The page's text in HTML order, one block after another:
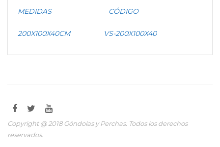
MEDIDAS CÓDIGO
200X100X40CM VS-200X100X40
Copyright @ 2018 Góndolas y Perchas. Todos los derechos
reservados.